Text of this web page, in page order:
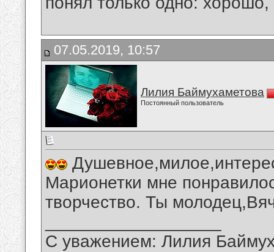
07.05.2019, 10:57
Лилия Баймухаметова
Постоянный пользователь
Марионетки мне
творчество. Ты
С уважением: Лилия